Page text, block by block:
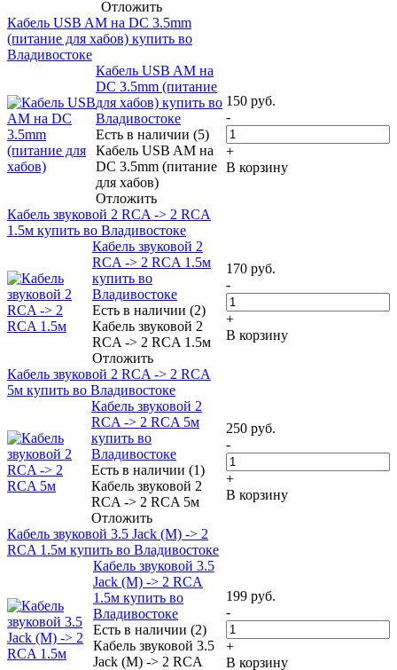
Отложить
Кабель USB AM на DC 3.5mm
(питание для хабов) купить во
Владивостоке
Кабель USB AM на
DC 3.5mm (питание
для хабов) купить во
Владивостоке
Есть в наличии (5)
Кабель USB AM на
DC 3.5mm (питание
для хабов)
Отложить
150 руб.
-
+
В корзину
Кабель звуковой 2 RCA -> 2 RCA
1.5м купить во Владивостоке
Кабель звуковой 2
RCA -> 2 RCA 1.5м
купить во
Владивостоке
Есть в наличии (2)
Кабель звуковой 2
RCA -> 2 RCA 1.5м
Отложить
170 руб.
-
+
В корзину
Кабель звуковой 2 RCA -> 2 RCA
5м купить во Владивостоке
Кабель звуковой 2
RCA -> 2 RCA 5м
купить во
Владивостоке
Есть в наличии (1)
Кабель звуковой 2
RCA -> 2 RCA 5м
Отложить
250 руб.
-
+
В корзину
Кабель звуковой 3.5 Jack (M) -> 2
RCA 1.5м купить во Владивостоке
Кабель звуковой 3.5
Jack (M) -> 2 RCA
1.5м купить во
Владивостоке
Есть в наличии (2)
Кабель звуковой 3.5
Jack (M) -> 2 RCA
199 руб.
-
+
В корзину